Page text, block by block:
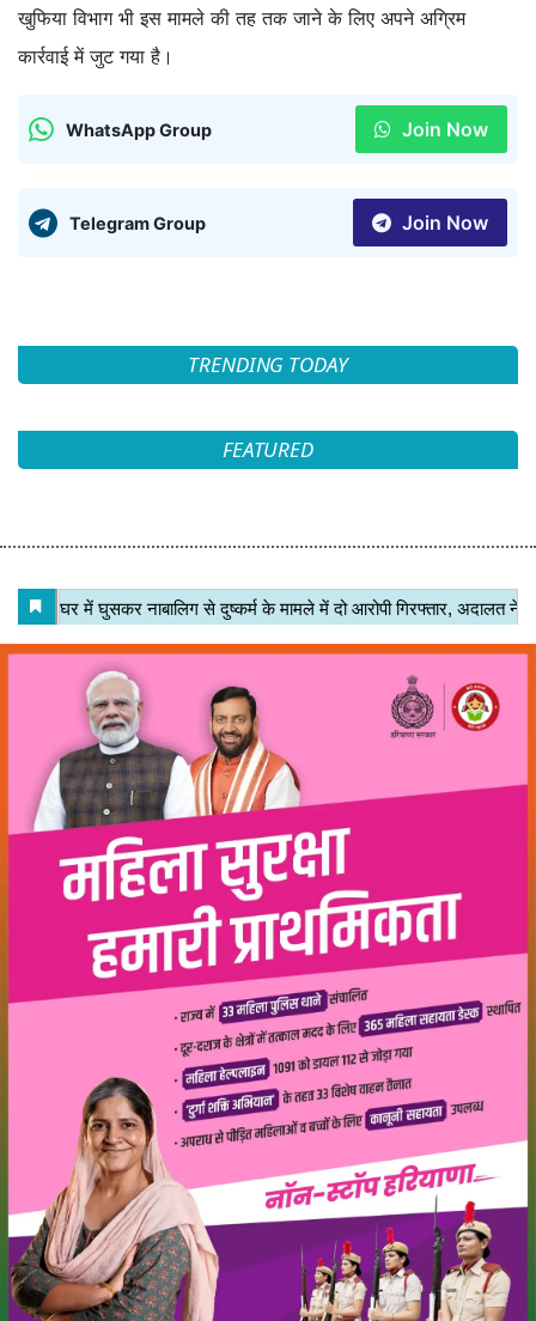
खुफिया विभाग भी इस मामले की तह तक जाने के लिए अपने अग्रिम
कार्रवाई में जुट गया है।
WhatsApp Group Join Now
Telegram Group Join Now
TRENDING TODAY
FEATURED